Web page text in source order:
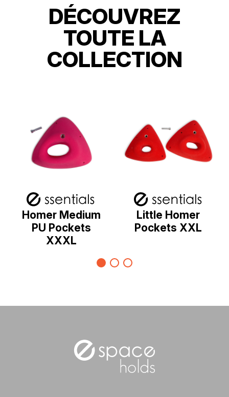
DÉCOUVREZ
TOUTE LA
COLLECTION
Homer Medium
PU Pockets
XXXL
Little Homer
Pockets XXL